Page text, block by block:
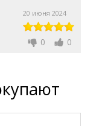
20 июня 2024
0 0